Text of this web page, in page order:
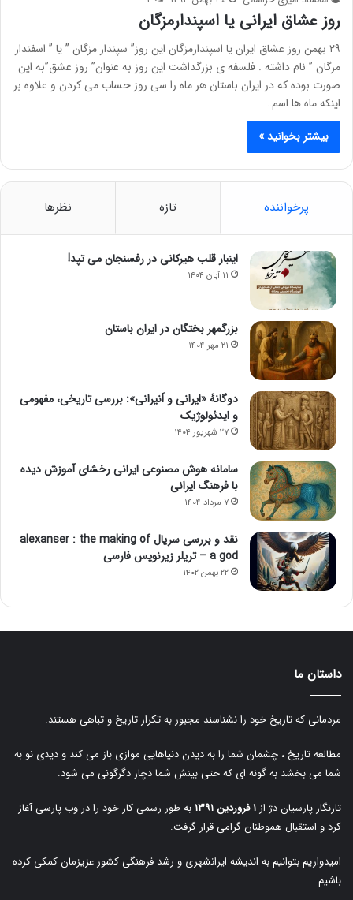
روز عشاق ایرانی یا اسپندارمزگان
۲۹ بهمن روز عشاق ایران یا اسپندارمزگان این روز” سپندار مزگان ” یا ” اسفندار
مزگان ” نام داشته . فلسفه ی بزرگداشت این روز به عنوان” روز عشق”به این
صورت بوده که در ایران باستان هر ماه را سی روز حساب می کردن و علاوه بر
اینکه ماه ها اسم…
بیشتر بخوانید »
پرخواننده تازه نظرها
اینبار قلب هیرکانی در رفسنجان می تپد!
۱۱ آبان ۱۴۰۴
بزرگمهر بختگان در ایران باستان
۲۱ مهر ۱۴۰۴
دوگانهٔ «ایرانی و اَنیرانی»: بررسی تاریخی، مفهومی
و ایدئولوژیک
۲۷ شهریور ۱۴۰۴
سامانه هوش مصنوعی ایرانی رخشای آموزش دیده
با فرهنگ ایرانی
۷ مرداد ۱۴۰۴
نقد و بررسی سریال alexanser : the making of
a god – تریلر زیرنویس فارسی
۲۲ بهمن ۱۴۰۲
داستان ما
مردمانی که تاریخ خود را نشناسند مجبور به تکرار تاریخ و تباهی هستند.
مطالعه تاریخ ، چشمان شما را به دیدن دنیاهایی موازی باز می کند و دیدی نو به
شما می بخشد به گونه ای که حتی بینش شما دچار دگرگونی می شود.
تارنگار پارسیان دژ از ۱ فروردین ۱۳۹۱
به طور رسمی کار خود را در وب پارسی آغاز
کرد و استقبال هموطنان گرامی قرار گرفت.
امیدواریم بتوانیم به اندیشه ایرانشهری و رشد فرهنگی کشور عزیزمان کمکی کرده
باشیم